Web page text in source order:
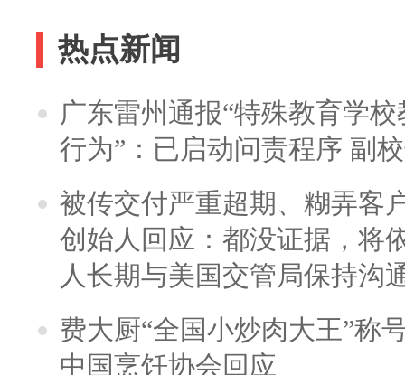
热点新闻
广东雷州通报“特殊教育学
行为”：已启动问责程序 副
被传交付严重超期、糊弄客
创始人回应：都没证据，将
人长期与美国交管局保持沟
费大厨“全国小炒肉大王”称
中国烹饪协会回应